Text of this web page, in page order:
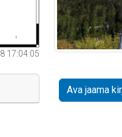
17:04:05
Ava jaama